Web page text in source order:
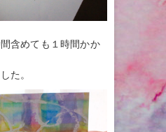
含めても１時間かか
た。